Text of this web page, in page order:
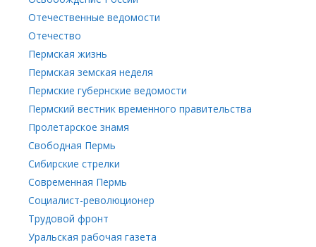
Отечественные ведомости
Отечество
Пермская жизнь
Пермская земская неделя
Пермские губернские ведомости
Пермский вестник временного правительства
Пролетарское знамя
Свободная Пермь
Сибирские стрелки
Современная Пермь
Социалист-революционер
Трудовой фронт
Уральская рабочая газета